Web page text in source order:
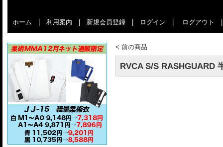
ホーム 利用案内 新規会員登録 ログイン ログアウト
< 前の商品
RVCA S/S RASHGUARD